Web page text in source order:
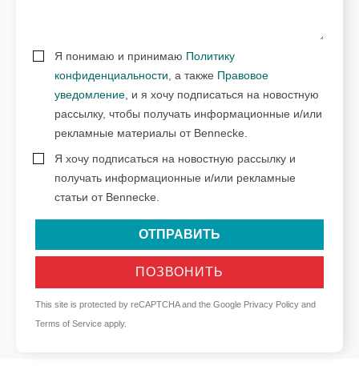
Я понимаю и принимаю Политику
конфиденциальности , а также Правовое
уведомление , и я хочу подписаться на новостную
рассылку, чтобы получать информационные и/или
рекламные материалы от Bennecke.
Я хочу подписаться на новостную рассылку и
получать информационные и/или рекламные
статьи от Bennecke.
ОТПРАВИТЬ
ПОЗВОНИТЬ
This site is protected by reCAPTCHA and the Google Privacy Policy and
Terms of Service apply.